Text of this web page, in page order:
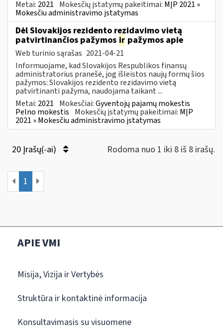
Metai: 2021 Mokesčių įstatymų pakeitimai: MĮP 2021 »
Mokesčiu administravimo įstatymas
Dėl Slovakijos rezidento rezidavimo vietą
patvirtinančios pažymos ir pažymos apie
Web turinio sąrašas 2021-04-21
Informuojame, kad Slovakijos Respublikos finansų
administratorius pranešė, jog išleistos naujų formų šios
pažymos: Slovakijos rezidento rezidavimo vietą
patvirtinanti pažyma, naudojama taikant ...
Metai: 2021 Mokesčiai:Gyventojų pajamų mokestis
Pelno mokestis Mokesčių įstatymų pakeitimai: MĮP
2021 » Mokesčiu administravimo įstatymas
20 Įrašų(-ai) Rodoma nuo 1 iki 8 iš 8 irašų.
1
APIE VMI
Misija, Vizija ir Vertybės
Struktūra ir kontaktinė informacija
Konsultavimasis su visuomene